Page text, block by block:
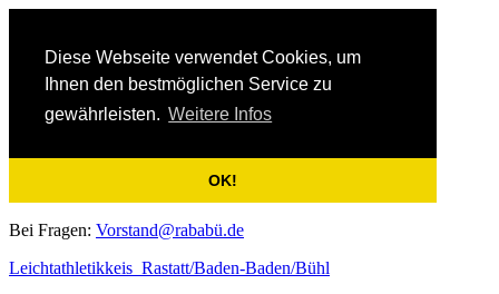
Diese Webseite verwendet Cookies, um
Ihnen den bestmöglichen Service zu
gewährleisten. Weitere Infos
OK!
Bei Fragen: Vorstand@rababü.de
Leichtathletikkeis Rastatt/Baden-Baden/Bühl